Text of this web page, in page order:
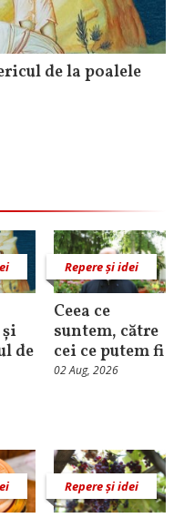
de la poalele
de
Repere și idei
Ceea ce
suntem, către
cei ce putem fi
02 Aug, 2026
Repere și idei